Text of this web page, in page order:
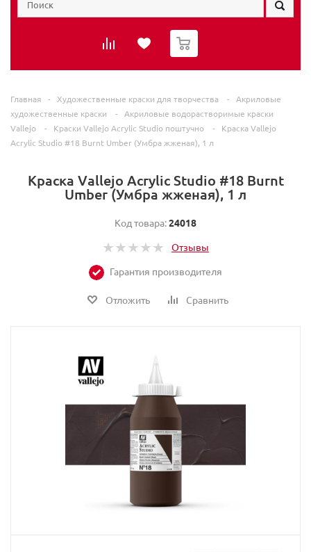
0
Главная - Художественные краски для творчества -
Акриловые
художественные краски
-
Акриловые водорастворимые краски
Vallеjo
- Краски Vallеjo Acrylic Studio поштучно -
Краска Vallejo
Acrylic Studio #18 Burnt Umber (Умбра жженая), 1 л
Краска Vallejo Acrylic Studio #18 Burnt
Umber (Умбра жженая), 1 л
Код товара:24018
Отзывы
Гарантия производителя
Отложить Сравнить